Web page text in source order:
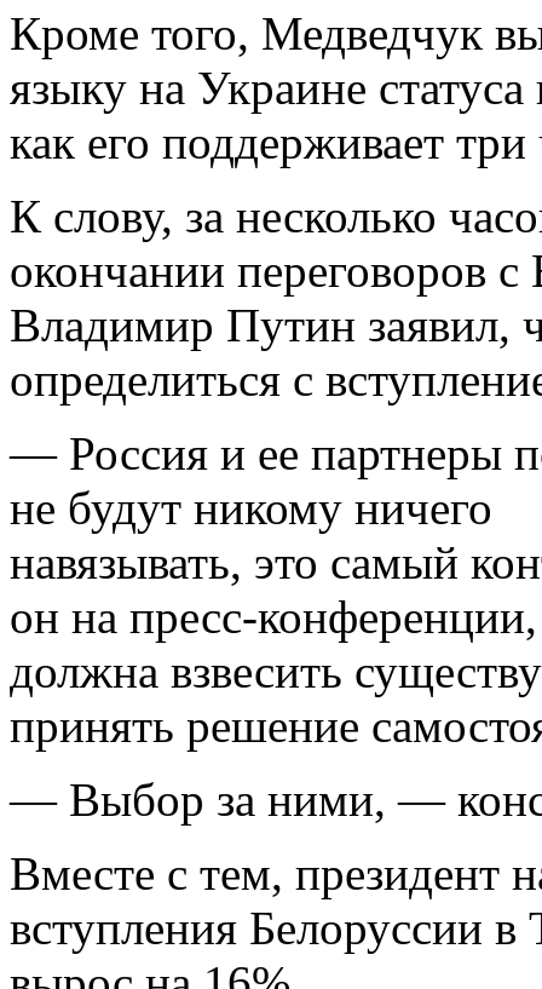
Кроме того, Медведчук
языку на Украине статуса
как его поддерживает
К слову, за несколько
окончании переговоров
Владимир Путин заявил,
определиться с
— Россия и ее партнеры
не будут никому ничего
навязывать, это самый
он на пресс-
должна взвесить
принять решение
— Выбор за ними, —
Вместе с тем, президент
вступления Белоруссии